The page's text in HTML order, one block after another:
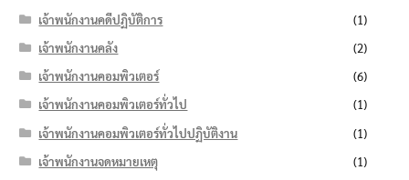
เจ้าพนักงานคดีปฏิบัติการ
(1)
เจ้าพนักงานคลัง
(2)
เจ้าพนักงานคอมพิวเตอร์
(6)
เจ้าพนักงานคอมพิวเตอร์ทั่วไป
(1)
เจ้าพนักงานคอมพิวเตอร์ทั่วไปปฏิบัติงาน
(1)
เจ้าพนักงานจดหมายเหตุ
(1)